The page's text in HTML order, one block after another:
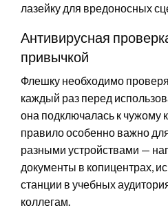
лазейку для вредоносных
Антивирусная
привычкой
Флешку необходимо
каждый раз перед
она подключалась к чужому
правило особенно важно для
разными устройствами —
документы в копицентрах,
станции в учебных
коллегам.